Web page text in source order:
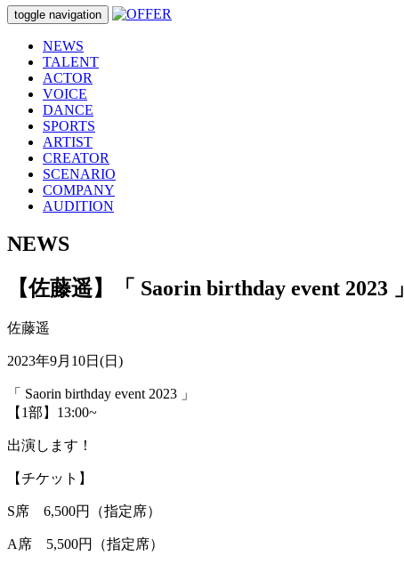
toggle navigation
NEWS
TALENT
ACTOR
VOICE
DANCE
SPORTS
ARTIST
CREATOR
SCENARIO
COMPANY
AUDITION
NEWS
【佐藤遥】「 Saorin birthday event 2023 」
佐藤遥
2023年9月10日(日)
「 Saorin birthday event 2023 」
【1部】13:00~
出演します！
【チケット】
S席 6,500円（指定席）
A席 5,500円（指定席）